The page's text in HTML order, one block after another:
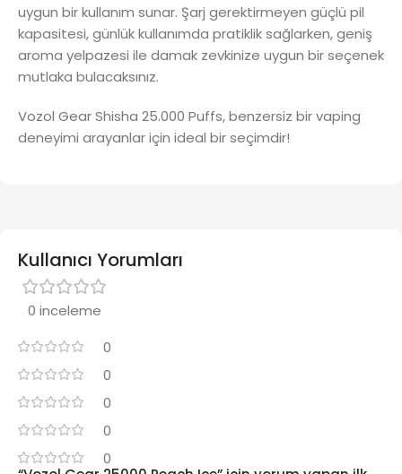
uygun bir kullanım sunar. Şarj gerektirmeyen güçlü pil
kapasitesi, günlük kullanımda pratiklik sağlarken, geniş
aroma yelpazesi ile damak zevkinize uygun bir seçenek
mutlaka bulacaksınız.
Vozol Gear Shisha 25.000 Puffs, benzersiz bir vaping
deneyimi arayanlar için ideal bir seçimdir!
Kullanıcı Yorumları
0 inceleme
0
0
0
0
0